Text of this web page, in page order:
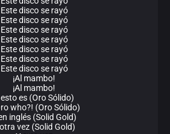
Este disco se rayó
Este disco se rayó
Este disco se rayó
Este disco se rayó
Este disco se rayó
Este disco se rayó
Este disco se rayó
¡Al mambo!
¡Al mambo!
esto es (Oro Sólido)
who?! (Oro Sólido)
inglés (Solid Gold)
vez (Solid Gold)